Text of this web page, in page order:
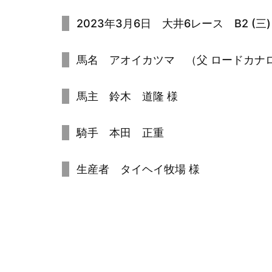
2023年3月6日 大井6レース B2 (三)
馬名 アオイカツマ （父 ロードカナ
馬主 鈴木 道隆 様
騎手 本田 正重
生産者 タイヘイ牧場 様